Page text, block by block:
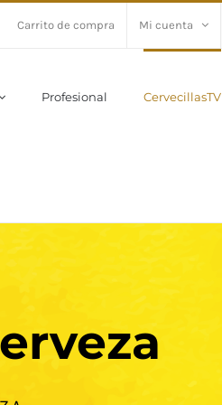
Carrito de compra Mi cuenta
Profesional CervecillasTV